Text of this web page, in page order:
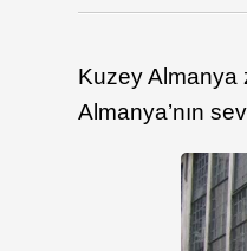
Kuzey Almanya
Almanya’nın